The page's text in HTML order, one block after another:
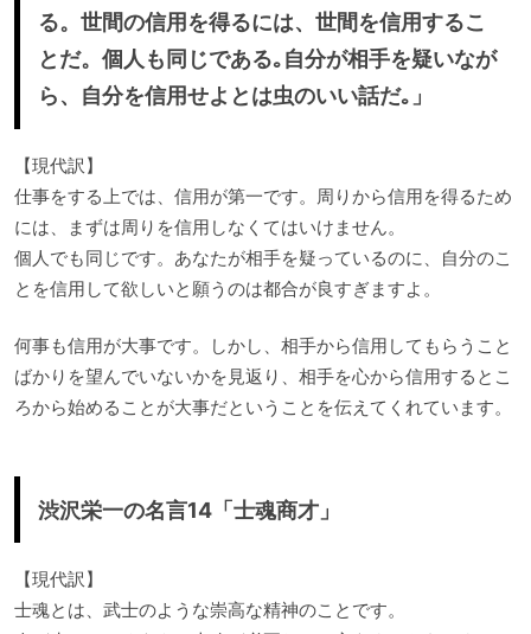
る。世間の信用を得るには、世間を信用するこ
とだ。個人も同じである｡自分が相手を疑いなが
ら、自分を信用せよとは虫のいい話だ｡」
【現代訳】
仕事をする上では、信用が第一です。周りから信用を得るため
には、まずは周りを信用しなくてはいけません。
個人でも同じです。あなたが相手を疑っているのに、自分のこ
とを信用して欲しいと願うのは都合が良すぎますよ。
何事も信用が大事です。しかし、相手から信用してもらうこと
ばかりを望んでいないかを見返り、相手を心から信用するとこ
ろから始めることが大事だということを伝えてくれています。
渋沢栄一の名言14「士魂商才」
【現代訳】
士魂とは、武士のような崇高な精神のことです。